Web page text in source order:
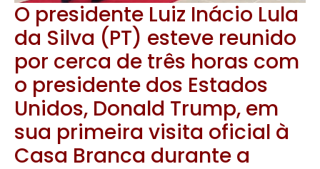
O presidente Luiz Inácio Lula
da Silva (PT) esteve reunido
por cerca de três horas com
o presidente dos Estados
Unidos, Donald Trump, em
sua primeira visita oficial à
Casa Branca durante a